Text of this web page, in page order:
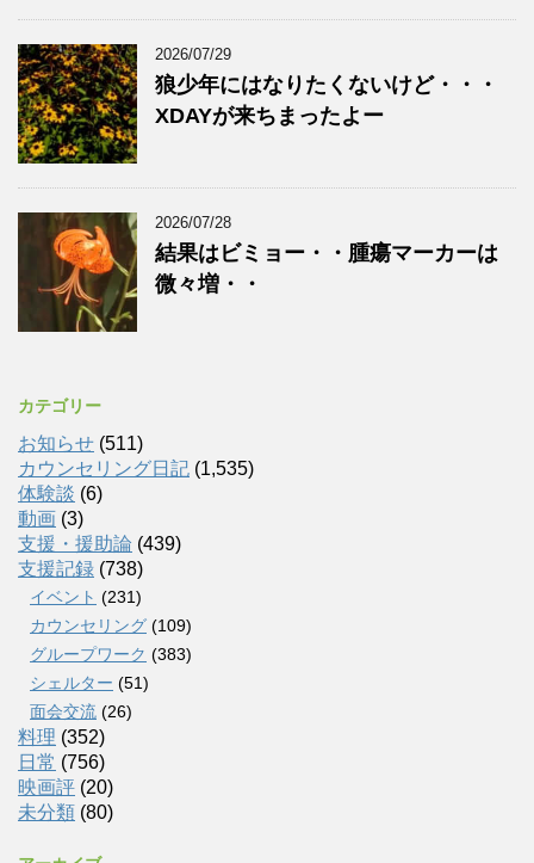
2026/07/29
狼少年にはなりたくないけど・・・
XDAYが来ちまったよー
2026/07/28
結果はビミョー・・腫瘍マーカーは
微々増・・
カテゴリー
お知らせ (511)
カウンセリング日記 (1,535)
体験談 (6)
動画 (3)
支援・援助論 (439)
支援記録 (738)
イベント (231)
カウンセリング (109)
グループワーク (383)
シェルター (51)
面会交流 (26)
料理 (352)
日常 (756)
映画評 (20)
未分類 (80)